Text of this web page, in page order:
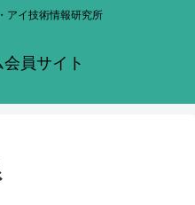
イ技術情報研究所
員サイト